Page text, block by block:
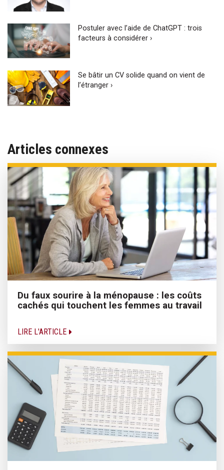
Postuler avec l’aide de ChatGPT : trois
facteurs à considérer ›
Se bâtir un CV solide quand on vient de
l’étranger ›
Articles connexes
Du faux sourire à la ménopause : les coûts
cachés qui touchent les femmes au travail
LIRE L'ARTICLE